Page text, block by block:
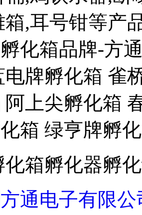
箱,耳号钳等产
化箱品牌-方
电牌孵化箱 雀
阿上尖孵化箱
箱 绿亨牌孵
化箱孵化器孵
通电子有限公